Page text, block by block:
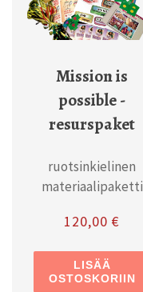
Mission is
possible -
resurspaket
ruotsinkielinen
materiaalipaketti
120,00€
LISÄÄ
OSTOSKORIIN